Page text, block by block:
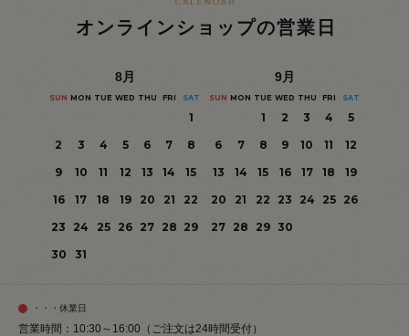
オンラインショップの営業日
8月
SUN MON TUE WED THU FRI SAT
1
2
3 4 5 6 7
8
9
10 11 12 13 14
15
16
17 18 19 20 21
22
23
24 25 26 27 28 29
30
31
9月
SUN MON TUE WED THU FRI SAT
1 2 3 4
5
6
7 8 9 10 11
12
13
14 15 16 17 18
19
20
21 22 23 24 25
26
27 28 29 30
・・・休業日
営業時間：10:30～16:00（ご注文は24時間受付）